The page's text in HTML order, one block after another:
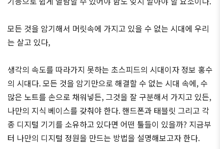
모든 것을 암기해서 머릿속에 가지고 있을 수 없는 시대에 우리
는 살고 있다,
생각의 속도를 따라가지 못하는 초스피드의 시대이자 정보 홍수
의 시대다. 모든 것을 암기만으로 해결할 수 없는 시대 속에, 수
많은 노트를 손으로 채워넣든, 그것을 잘 구분해서 가지고 있든,
나만의 지식 베이스를 갖춰야 한다. 핸드폰과 태블릿 그리고 각
종 디지털 기기를 소유하고 있다면 어떤 툴들이 있을까? 지금부
터 나만의 디지털 정원을 만드는 방법을 설명해보고자 한다.